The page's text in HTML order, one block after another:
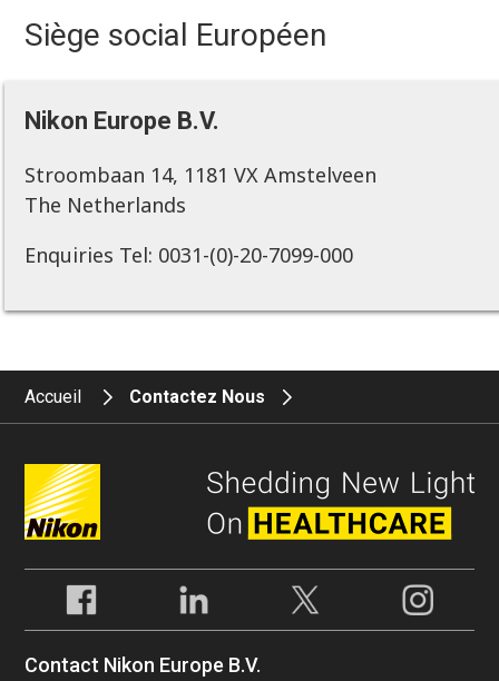
Siège social Européen
Nikon Europe B.V.
Stroombaan 14, 1181 VX Amstelveen
The Netherlands
Enquiries Tel: 0031-(0)-20-7099-000
Accueil Contactez Nous
Contact Nikon Europe B.V.